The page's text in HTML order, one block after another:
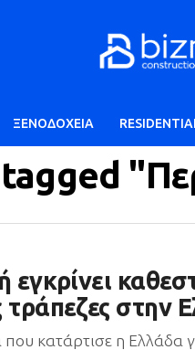
ΞΕΝΟΔΟΧΕΙΑ
εγκρίνει
τράπεζες στην
κατάρτισε η Ελλάδα